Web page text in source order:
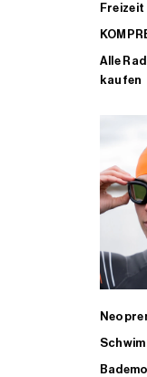
Freizeit
Alle
kaufen